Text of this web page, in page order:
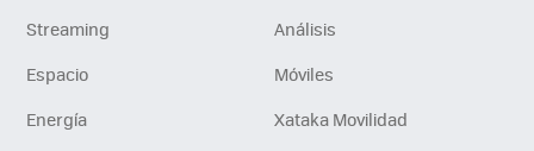
Streaming
Análisis
Espacio
Móviles
Energía
Xataka Movilidad